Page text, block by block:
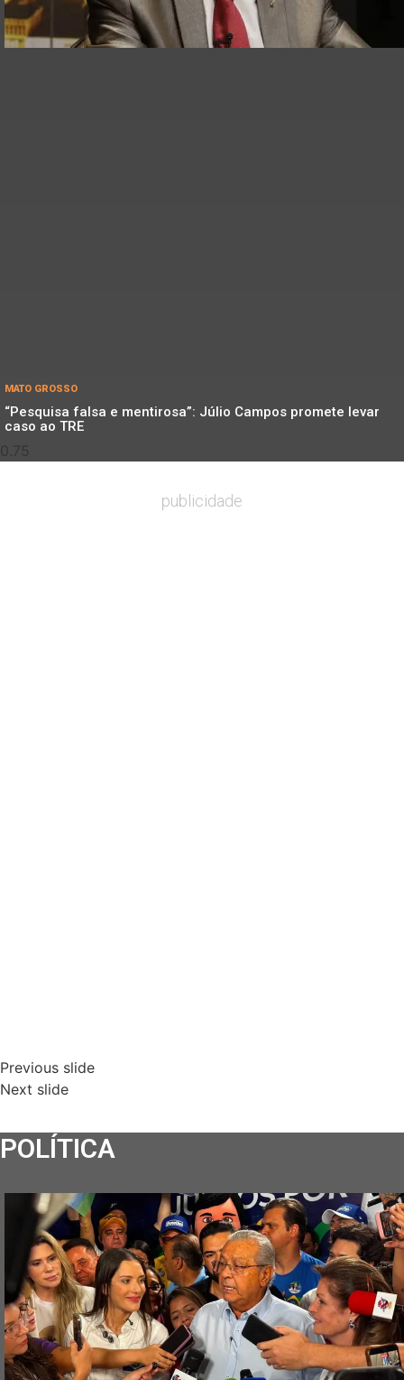
MATO GROSSO
“Pesquisa falsa e mentirosa”: Júlio Campos promete levar
caso ao TRE
publicidade
Previous slide
Next slide
POLÍTICA